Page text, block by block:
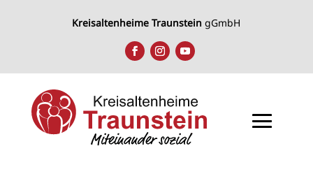
Kreisaltenheime Traunstein gGmbH